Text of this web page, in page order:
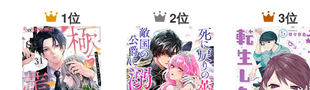
私の推しは悪役令嬢。: 12【イラスト特典付】
1位
2位 3位